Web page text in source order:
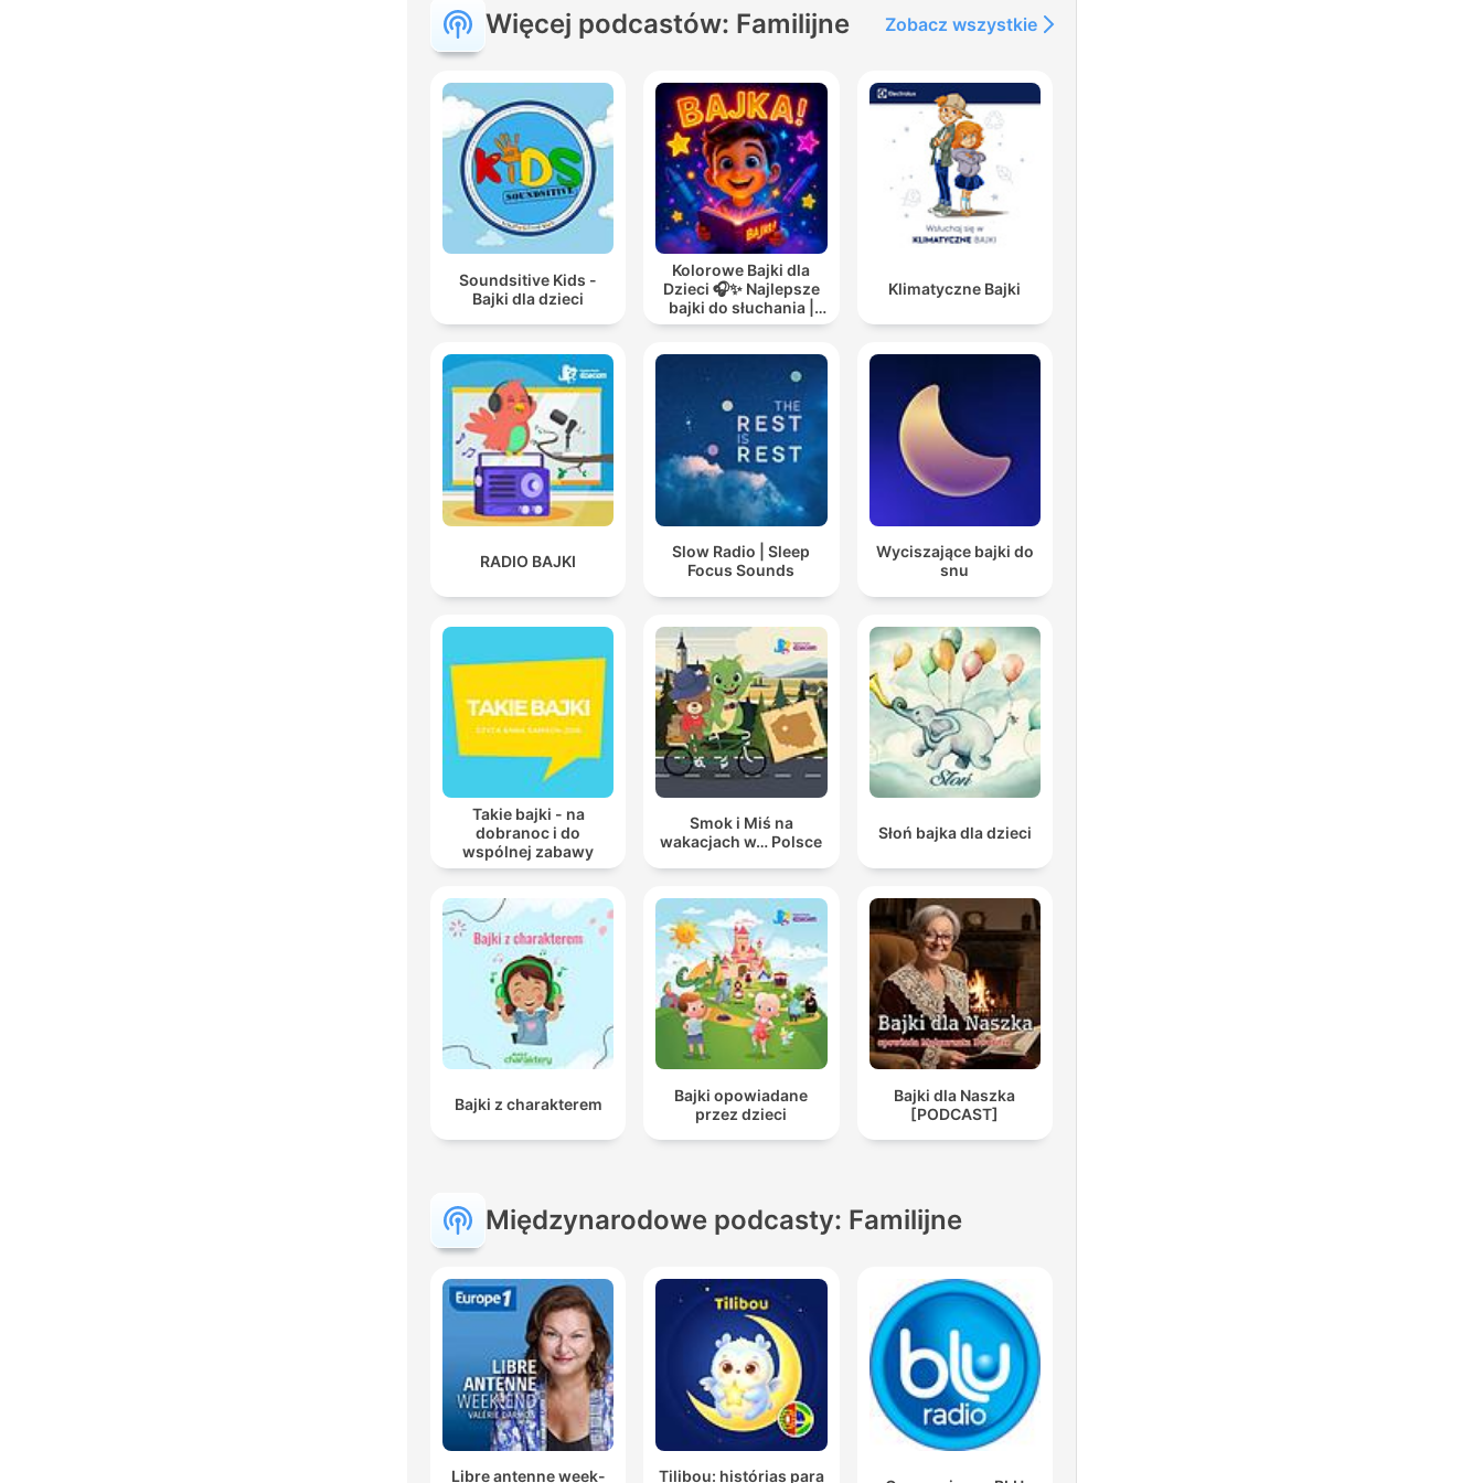
wynajmuję głos na godziny
Zapraszam do słuchania,
czytania i współpracy.
Marek Opaska
Bajkowy Tata
info@bajkowytata.com
Więcej podcastów: Familijne Zobacz wszystkie
Soundsitive Kids -
Bajki dla dzieci
Kolorowe Bajki dla
Dzieci 🎧✨ Najlepsze
bajki do słuchania |
Audiobooki dla dzieci
Klimatyczne Bajki
RADIO BAJKI
Slow Radio | Sleep
Focus Sounds
Wyciszające bajki do
snu
Takie bajki - na
dobranoc i do
wspólnej zabawy
Smok i Miś na
wakacjach w… Polsce
Słoń bajka dla dzieci
Bajki z charakterem
Bajki opowiadane
przez dzieci
Bajki dla Naszka
[PODCAST]
Międzynarodowe podcasty: Familijne
Libre antenne week- Tilibou: histórias para